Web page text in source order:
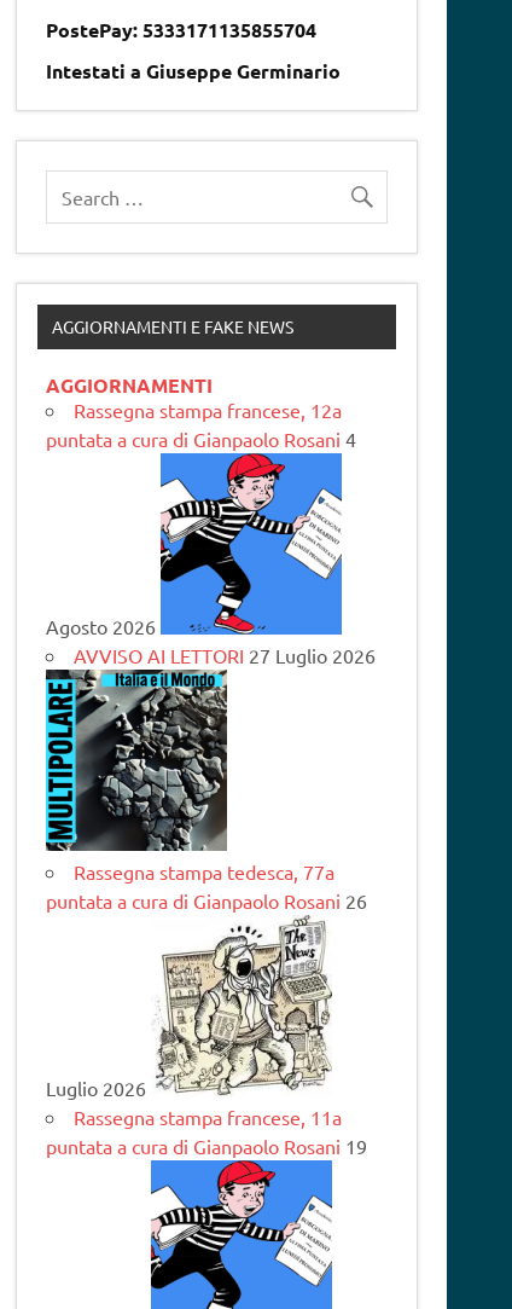
PostePay: 5333171135855704
Intestati a Giuseppe Germinario
AGGIORNAMENTI E FAKE NEWS
AGGIORNAMENTI
Rassegna stampa francese, 12a
puntata a cura di Gianpaolo Rosani 4
Agosto 2026
AVVISO AI LETTORI 27 Luglio 2026
Rassegna stampa tedesca, 77a
puntata a cura di Gianpaolo Rosani 26
Luglio 2026
Rassegna stampa francese, 11a
puntata a cura di Gianpaolo Rosani 19